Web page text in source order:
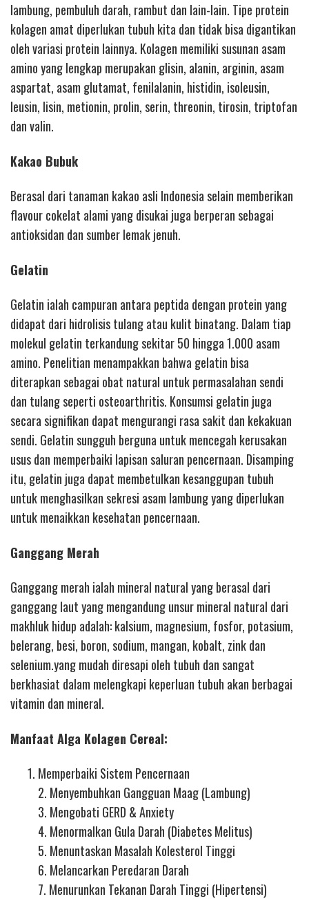
lambung, pembuluh darah, rambut dan lain-lain. Tipe protein
kolagen amat diperlukan tubuh kita dan tidak bisa digantikan
oleh variasi protein lainnya. Kolagen memiliki susunan asam
amino yang lengkap merupakan glisin, alanin, arginin, asam
aspartat, asam glutamat, fenilalanin, histidin, isoleusin,
leusin, lisin, metionin, prolin, serin, threonin, tirosin, triptofan
dan valin.
Kakao Bubuk
Berasal dari tanaman kakao asli Indonesia selain memberikan
flavour cokelat alami yang disukai juga berperan sebagai
antioksidan dan sumber lemak jenuh.
Gelatin
Gelatin ialah campuran antara peptida dengan protein yang
didapat dari hidrolisis tulang atau kulit binatang. Dalam tiap
molekul gelatin terkandung sekitar 50 hingga 1.000 asam
amino. Penelitian menampakkan bahwa gelatin bisa
diterapkan sebagai obat natural untuk permasalahan sendi
dan tulang seperti osteoarthritis. Konsumsi gelatin juga
secara signifikan dapat mengurangi rasa sakit dan kekakuan
sendi. Gelatin sungguh berguna untuk mencegah kerusakan
usus dan memperbaiki lapisan saluran pencernaan. Disamping
itu, gelatin juga dapat membetulkan kesanggupan tubuh
untuk menghasilkan sekresi asam lambung yang diperlukan
untuk menaikkan kesehatan pencernaan.
Ganggang Merah
Ganggang merah ialah mineral natural yang berasal dari
ganggang laut yang mengandung unsur mineral natural dari
makhluk hidup adalah: kalsium, magnesium, fosfor, potasium,
belerang, besi, boron, sodium, mangan, kobalt, zink dan
selenium.yang mudah diresapi oleh tubuh dan sangat
berkhasiat dalam melengkapi keperluan tubuh akan berbagai
vitamin dan mineral.
Manfaat Alga Kolagen Cereal:
Memperbaiki Sistem Pencernaan
2. Menyembuhkan Gangguan Maag (Lambung)
3. Mengobati GERD & Anxiety
4. Menormalkan Gula Darah (Diabetes Melitus)
5. Menuntaskan Masalah Kolesterol Tinggi
6. Melancarkan Peredaran Darah
7. Menurunkan Tekanan Darah Tinggi (Hipertensi)